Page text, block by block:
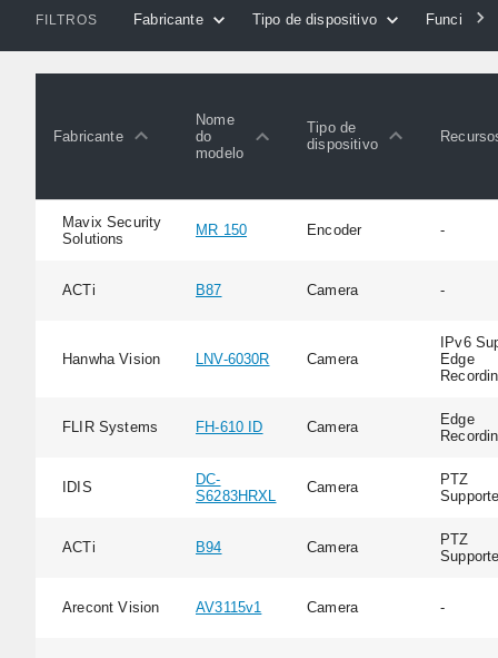
FILTROS Fabricante Tipo de dispositivo
Fabricante
Nome
do
modelo
Tipo de
dispositivo
Mavix Security
Solutions
MR 150 Encoder -
ACTi B87 Camera -
Hanwha Vision LNV-6030R Camera
IPv6
Edge
FLIR Systems FH-610 ID Camera
Edge
IDIS
DC-
S6283HRXL
Camera
PTZ
ACTi B94 Camera
PTZ
Arecont Vision AV3115v1 Camera -